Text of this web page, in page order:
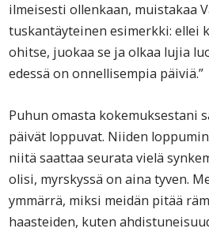
ilmeisesti ollenkaan, muistakaa
tuskantäyteinen esimerkki: ellei
ohitse, juokaa se ja olkaa lujia
edessä on onnellisempia päiviä.”
Puhun omasta kokemuksestani
päivät loppuvat. Niiden
niitä saattaa seurata vielä
olisi, myrskyssä on aina tyven.
ymmärrä, miksi meidän pitää
haasteiden, kuten